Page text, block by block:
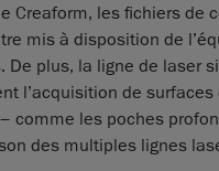
Creaform, les fichiers de
mis à disposition de
De plus, la ligne de laser
l’acquisition de
comme les poches
des multiples lignes